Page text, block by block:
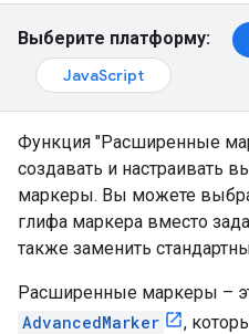
Выберите платформу:
JavaScript
Функция "Расширенные
создавать и настраивать
маркеры. Вы можете
глифа маркера вместо
также заменить
Расширенные маркеры –
AdvancedMarker
,